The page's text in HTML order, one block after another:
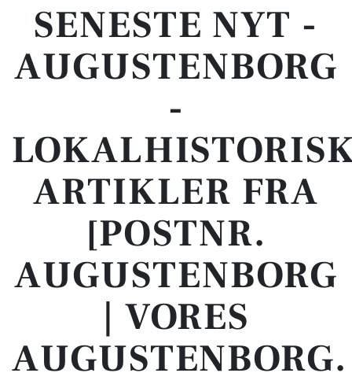
SENESTE NYT -
AUGUSTENBORG
-
ARTIKLER FRA
[POSTNR.
AUGUSTENBORG
| VORES
AUGUSTENBORG.